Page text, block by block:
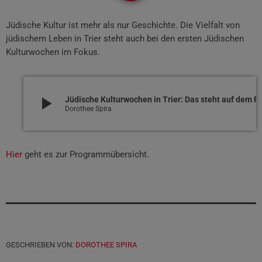
Jüdische Kultur ist mehr als nur Geschichte. Die Vielfalt von
jüdischem Leben in Trier steht auch bei den ersten Jüdischen
Kulturwochen im Fokus.
play_arrow Dorothee Spira
Hier geht es zur Programmübersicht.
GESCHRIEBEN VON: DOROTHEE SPIRA